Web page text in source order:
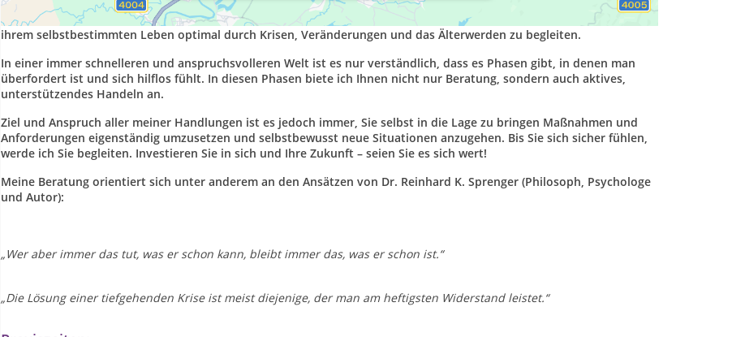
mein Name ist Daniel Warneck und ich habe es mir mit meiner Agentur„Ich - für - Sie“
ihrem selbstbestimmten Leben optimal durch Krisen, Veränderungen und das Älterwerden zu begleiten.
In einer immer schnelleren und anspruchsvolleren Welt ist es nur verständlich, dass es Phasen gibt, in denen man
überfordert ist und sich hilflos fühlt. In diesen Phasen biete ich Ihnen nicht nur Beratung, sondern auch aktives,
unterstützendes Handeln an.
Ziel und Anspruch aller meiner Handlungen ist es jedoch immer, Sie selbst in die Lage zu bringen Maßnahmen und
Anforderungen eigenständig umzusetzen und selbstbewusst neue Situationen anzugehen. Bis Sie sich sicher fühlen,
werde ich Sie begleiten. Investieren Sie in sich und Ihre Zukunft – seien Sie es sich wert!
Meine Beratung orientiert sich unter anderem an den Ansätzen von Dr. Reinhard K. Sprenger (Philosoph, Psychologe
und Autor):
„Wer aber immer das tut, was er schon kann, bleibt immer das, was er schon ist.“
„Die Lösung einer tiefgehenden Krise ist meist diejenige, der man am heftigsten Widerstand leistet.“